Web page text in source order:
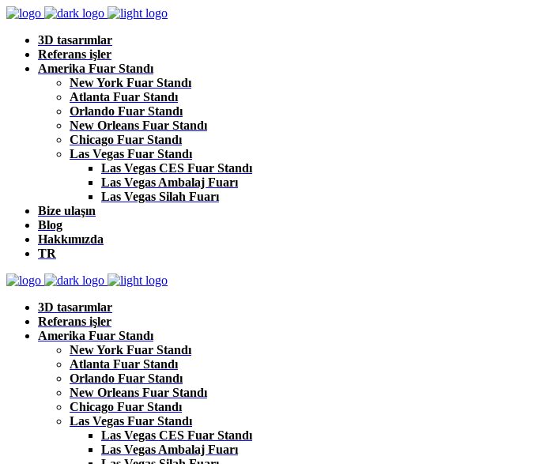
3D tasarımlar
Referans işler
Amerika Fuar Standı
New York Fuar Standı
Atlanta Fuar Standı
Orlando Fuar Standı
New Orleans Fuar Standı
Chicago Fuar Standı
Las Vegas Fuar Standı
Las Vegas CES Fuar Standı
Las Vegas Ambalaj Fuarı
Las Vegas Silah Fuarı
Bize ulaşın
Blog
Hakkımızda
TR
3D tasarımlar
Referans işler
Amerika Fuar Standı
New York Fuar Standı
Atlanta Fuar Standı
Orlando Fuar Standı
New Orleans Fuar Standı
Chicago Fuar Standı
Las Vegas Fuar Standı
Las Vegas CES Fuar Standı
Las Vegas Ambalaj Fuarı